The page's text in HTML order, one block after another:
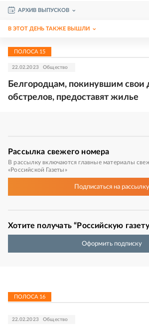
АРХИВ ВЫПУСКОВ
В ЭТОТ ДЕНЬ ТАКЖЕ ВЫШЛИ
ПОЛОСА 15
22.02.2023 Общество
Белгородцам, покинувшим свои
обстрелов, предоставят жилье
Рассылка свежего номера
В рассылку включаются главные материалы
«Российской Газеты»
Подписатьсяна рассылку
Хотите получать “Российскую
Оформить подписку
ПОЛОСА 16
22.02.2023 Общество